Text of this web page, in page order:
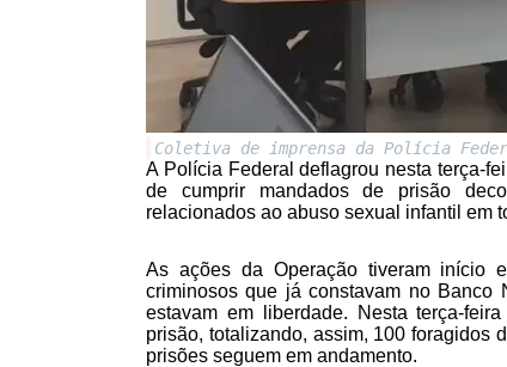
Coletiva de imprensa da Polícia
A Polícia Federal deflagrou nesta terça-
de cumprir mandados de prisão
relacionados ao abuso sexual infantil em
As ações da Operação tiveram início
criminosos que já constavam no Banco
estavam em liberdade. Nesta terça-
prisão, totalizando, assim, 100 foragidos
prisões seguem em andamento.